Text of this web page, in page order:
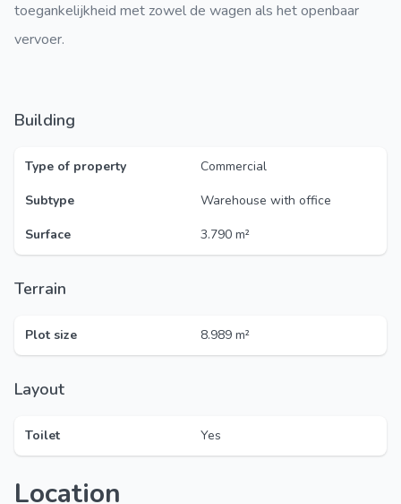
toegankelijkheid met zowel de wagen als het openbaar
vervoer.
Building
Type of property
Commercial
Subtype
Warehouse with office
Surface
3.790 m²
Terrain
Plot size 8.989 m²
Layout
Toilet Yes
Location